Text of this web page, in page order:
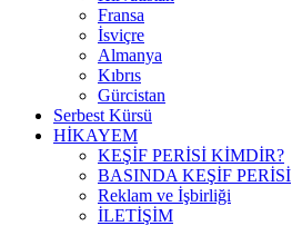
Fransa
İsviçre
Almanya
Kıbrıs
Gürcistan
Serbest Kürsü
HİKAYEM
KEŞİF PERİSİ KİMDİR?
BASINDA KEŞİF PERİSİ
Reklam ve İşbirliği
İLETİŞİM